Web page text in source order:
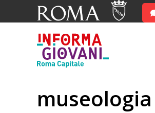
museologia